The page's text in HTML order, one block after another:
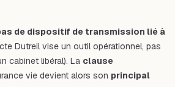
de dispositif de transmission lié à
Dutreil vise un outil opérationnel, pas
cabinet libéral). La clause
vie devient alors son principal